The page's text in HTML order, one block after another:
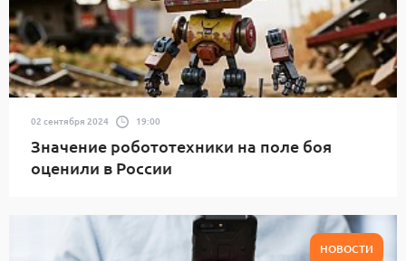
02 сентября 2024 19:00
Значение робототехники на поле боя
оценили в России
НОВОСТИ